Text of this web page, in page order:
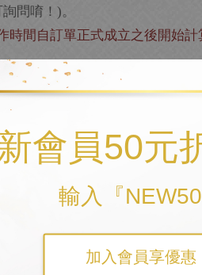
新會員50元
輸入『NEW50
加入會員享優惠
問唷！ )。
時間自訂單正式成立之後開始計
；如需開立統編或使用發票載
立後，即著手禮物的各項前置作業
貨程序之後，無法取消退費以
的祝福貼紙和卡片，也有各項早
量後， 都還需要提早於指定到貨